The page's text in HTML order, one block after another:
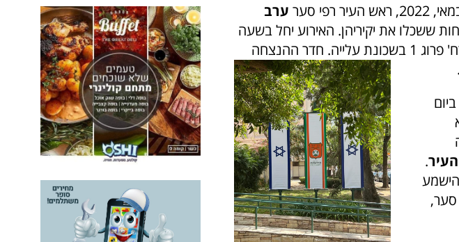
ערב
ששכלו את יקיריהן. האירוע יחל בשעה
18:00 ויתקיים מרכז הקהילה ונוער לזרוס, שברח' פרוג 1 בשכונת עלייה. חדר ההנצחה
.
בשעה 20:00, עם הישמע
סער,